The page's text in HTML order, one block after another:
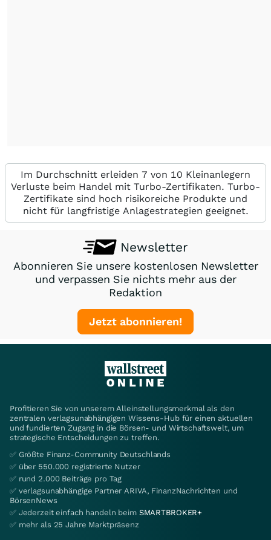
Im Durchschnitt erleiden 7 von 10 Kleinanlegern
Verluste beim Handel mit Turbo-Zertifikaten. Turbo-
Zertifikate sind hoch risikoreiche Produkte und
nicht für langfristige Anlagestrategien geeignet.
Newsletter
Abonnieren Sie unsere kostenlosen Newsletter
und verpassen Sie nichts mehr aus der
Redaktion
Jetzt abonnieren!
Profitieren Sie von unserem Alleinstellungsmerkmal als den
zentralen verlagsunabhängigen Wissens-Hub für einen aktuellen
und fundierten Zugang in die Börsen- und Wirtschaftswelt, um
strategische Entscheidungen zu treffen.
✅ Größte Finanz-Community Deutschlands
✅ über 550.000 registrierte Nutzer
✅ rund 2.000 Beiträge pro Tag
✅ verlagsunabhängige Partner ARIVA, FinanzNachrichten und
BörsenNews
✅ Jederzeit einfach handeln beim SMARTBROKER+
✅ mehr als 25 Jahre Marktpräsenz